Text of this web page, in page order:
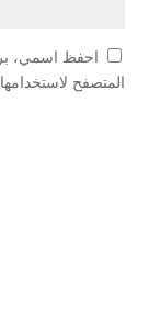
احفظ اسمي،
المتصفح